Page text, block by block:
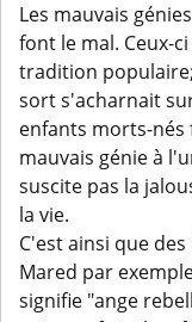
Les mauvais
font le mal. Ceux-
tradition
sort s'acharnait
enfants morts-
mauvais génie à
suscite pas la
la vie.
C'est ainsi que
Mared par
signifie "ange